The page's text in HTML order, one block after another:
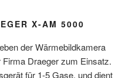
X-AM 5000
der Wärmebildkamera
Draeger zum Einsatz.
für 1-5 Gase, und dient